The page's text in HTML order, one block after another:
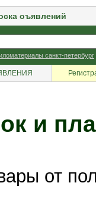
оъявлений
санкт-петербург
и
от